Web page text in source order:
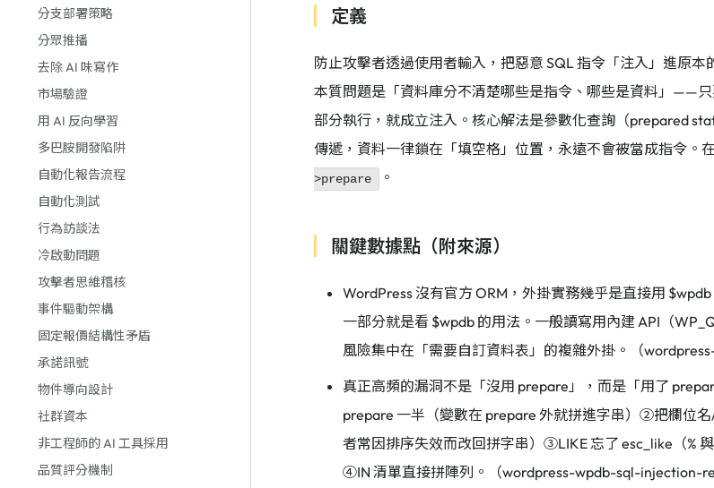
分支部署策略
分眾推播
去除 AI 味寫作
市場驗證
用 AI 反向學習
多巴胺開發陷阱
自動化報告流程
自動化測試
行為訪談法
冷啟動問題
攻擊者思維稽核
事件驅動架構
固定報價結構性矛盾
承諾訊號
物件導向設計
社群資本
非工程師的 AI 工具採用
品質評分機制
定義
防止攻擊者透過使用者輸入，把惡意 SQL 指令「注入」進原本
本質問題是「資料庫分不清楚哪些是指令、哪些是資料」——
部分執行，就成立注入。核心解法是參數化查詢（prepared
傳遞，資料一律鎖在「填空格」位置，永遠不會被當成指令。
>prepare
。
關鍵數據點（附來源）
WordPress 沒有官方 ORM，外掛實務幾乎是直接用
一部分就是看 $wpdb 的用法。一般讀寫用內建 API（
風險集中在「需要自訂資料表」的複雜外掛。（
真正高頻的漏洞不是「沒用 prepare」，而是「用了
prepare 一半（變數在 prepare 外就拼進字串）②把欄位
者常因排序失效而改回拼字串）③LIKE 忘了 esc_like（%
④IN 清單直接拼陣列。（wordpress-wpdb-sql-injection-